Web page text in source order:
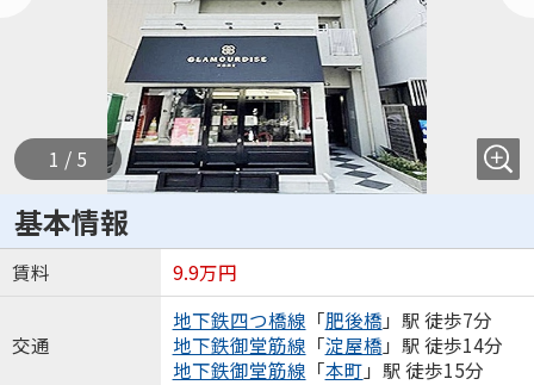
1 / 5
基本情報
賃料 9.9万円
交通
地下鉄四つ橋線 「肥後橋 」駅 徒歩7分
地下鉄御堂筋線 「淀屋橋 」駅 徒歩14分
地下鉄御堂筋線 「本町 」駅 徒歩15分